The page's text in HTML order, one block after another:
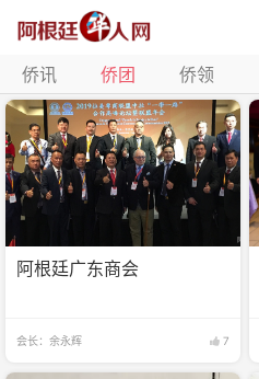
侨讯 侨团 侨领
阿根廷广东商会
会长：余永辉 7